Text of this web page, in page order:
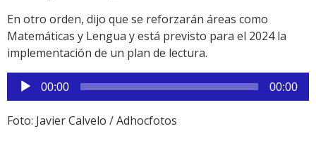
En otro orden, dijo que se reforzarán áreas como
Matemáticas y Lengua y está previsto para el 2024 la
implementación de un plan de lectura.
Reproductor
de
audio
00:00 00:00
Foto: Javier Calvelo / Adhocfotos